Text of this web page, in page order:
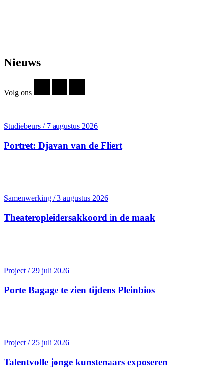
Nieuws
Volg ons
Studiebeurs / 7 augustus 2026
Portret: Djavan van de Fliert
Samenwerking / 3 augustus 2026
Theater­opleiders­akkoord in de maak
Project / 29 juli 2026
Porte Bagage te zien tijdens Pleinbios
Project / 25 juli 2026
Talentvolle jonge kunstenaars exposeren